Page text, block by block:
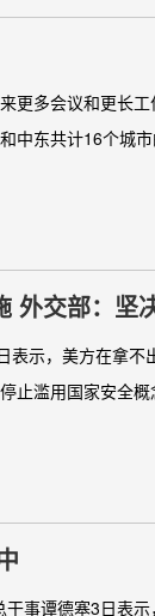
更多会议和更长
中东共计16个城
外交部：坚
示，美方在拿
止滥用国家安全
事谭德塞3日表示